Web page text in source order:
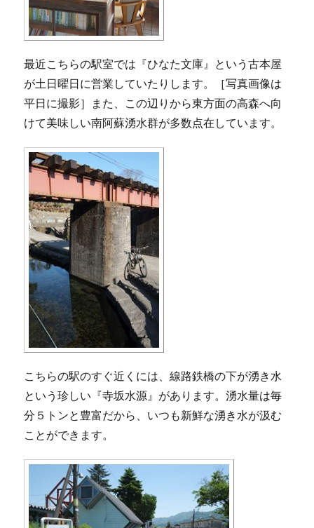
最近こちらの駅室では『ひなた文庫』という古本屋
が土日曜日に営業していたりします。［写真画像は
平日に撮影］また、この辺りから東方面の高森へ向
けて美味しい南阿蘇湧水群が多数点在しています。
こちらの駅のすぐ近くには、線路鉄橋の下が湧き水
という珍しい『寺坂水源』があります。湧水量は毎
分５トンと豊富だから、いつも新鮮な湧き水が汲む
ことができます。